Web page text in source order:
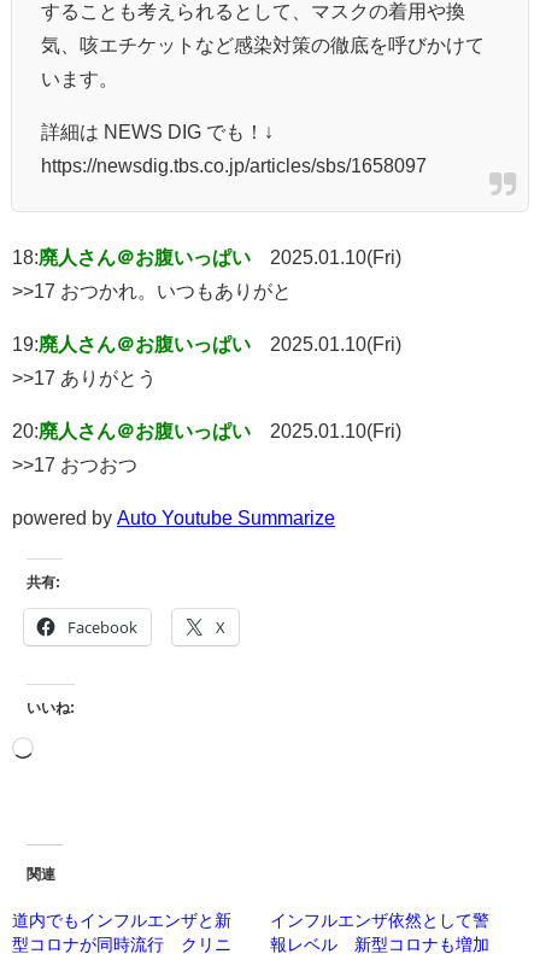
することも考えられるとして、マスクの着用や換
気、咳エチケットなど感染対策の徹底を呼びかけて
います。
詳細は NEWS DIG でも！↓
https://newsdig.tbs.co.jp/articles/sbs/1658097
18:廃人さん＠お腹いっぱい
2025.01.10(Fri)
>>17 おつかれ。いつもありがと
19:廃人さん＠お腹いっぱい
2025.01.10(Fri)
>>17 ありがとう
20:廃人さん＠お腹いっぱい
2025.01.10(Fri)
>>17 おつおつ
powered by Auto Youtube Summarize
共有:
Facebook X
いいね:
関連
道内でもインフルエンザと新
型コロナが同時流行 クリニ
インフルエンザ依然として警
報レベル 新型コロナも増加